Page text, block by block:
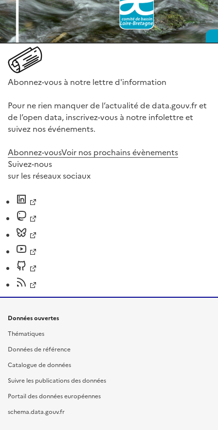
Abonnez-vous à notre lettre d'information
Pour ne rien manquer de l’actualité de data.gouv.fr et
de l’open data, inscrivez-vous à notre infolettre et
suivez nos événements.
Abonnez-vousVoir nos prochains évènements
Suivez-nous
sur les réseaux sociaux
Données ouvertes
Thématiques
Données de référence
Catalogue de données
Suivre les publications des données
Portail des données européennes
schema.data.gouv.fr